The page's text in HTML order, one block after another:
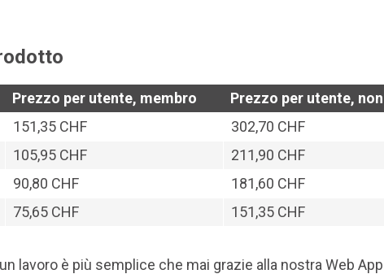
Prezzo per utente, membro
Prezzo per utente,
151,35 CHF
302,70 CHF
105,95 CHF
211,90 CHF
90,80 CHF
181,60 CHF
75,65 CHF 151,35 CHF
lavoro è più semplice che mai grazie alla nostra Web